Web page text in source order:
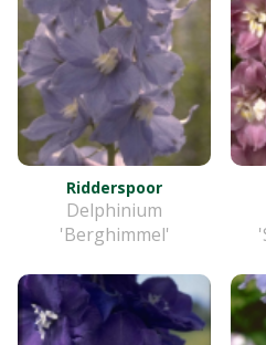
Ridderspoor
Delphinium
'Berghimmel'